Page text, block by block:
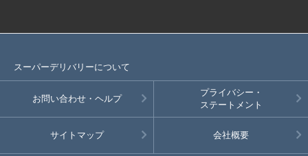
スーパーデリバリーについて
お問い合わせ・ヘルプ
プライバシー・
ステートメント
サイトマップ 会社概要